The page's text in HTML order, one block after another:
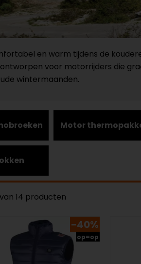
en warm tijdens de
voor motorrijders die
wintermaanden.
Motor
14 producten
-40%
op=op